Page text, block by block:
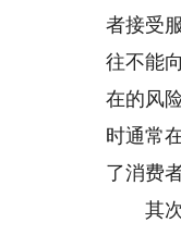
者接受
往不能
在的风
时通常
了消费
其次